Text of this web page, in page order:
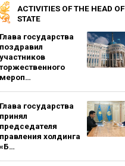
ACTIVITIES OF THE HEAD OF
STATE
Глава государства
поздравил
участников
торжественного
мероп…
Глава государства
принял
председателя
правления холдинга
«Б…